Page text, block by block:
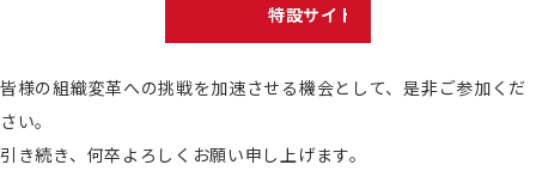
特設サイトはこちら
皆様の組織変革への挑戦を加速させる機会として、是非ご参加くだ
さい。
引き続き、何卒よろしくお願い申し上げます。